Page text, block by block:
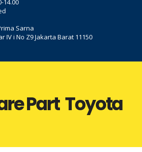
14.00
Sarna
IV i No Z9 Jakarta Barat 11150
Part Toyota